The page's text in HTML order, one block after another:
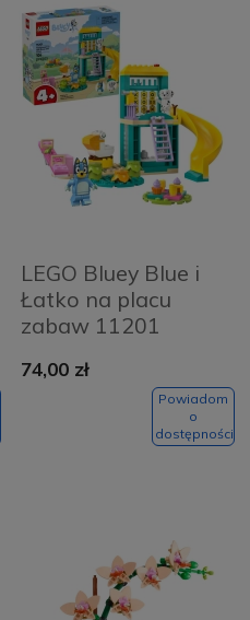
LEGO Bluey Blue i
Łatko na placu
zabaw 11201
74,00 zł
Powiadom
o
dostępności